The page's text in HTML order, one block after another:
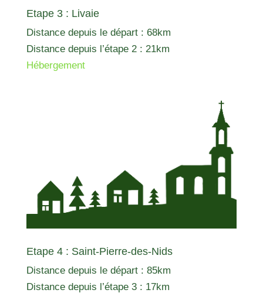
Etape 3 : Livaie
Distance depuis le départ : 68km
Distance depuis l’étape 2 : 21km
Hébergement
Etape 4 : Saint-Pierre-des-Nids
Distance depuis le départ : 85km
Distance depuis l’étape 3 : 17km